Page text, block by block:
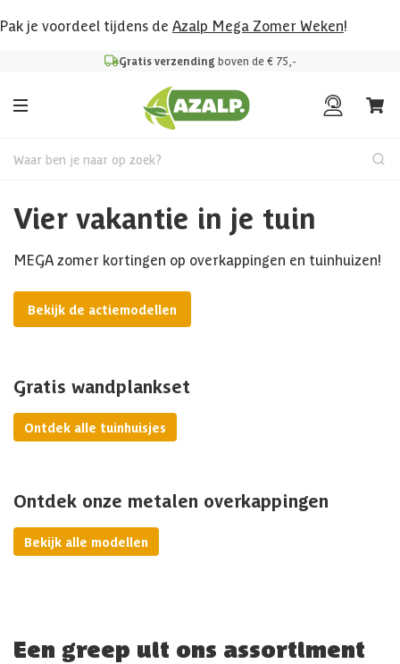
Pak je voordeel tijdens de Azalp Mega Zomer Weken!
Gratis verzending boven de € 75,-
Waar ben je naar op zoek?
Vier vakantie in je tuin
MEGA zomer kortingen op overkappingen en tuinhuizen!
Bekijk de actiemodellen
Gratis wandplankset
Ontdek alle tuinhuisjes
Ontdek onze metalen overkappingen
Bekijk alle modellen
Een greep uit ons assortiment